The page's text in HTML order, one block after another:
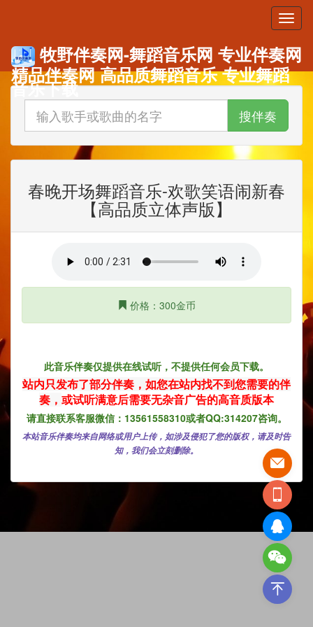
牧野伴奏网-舞蹈音乐网 专业伴奏网
精品伴奏网 高品质舞蹈音乐 专业舞蹈
音乐下载
搜伴奏
春晚开场舞蹈音乐-欢歌笑语闹新春
【高品质立体声版】
价格：300金币
此音乐伴奏仅提供在线试听，不提供任何会员下载。
站内只发布了部分伴奏，如您在站内找不到您需要的伴
奏， 或试听满意后需要无杂音广告的高音质版本
请直接联系客服微信：13561558310或者QQ:314207咨询。
本站音乐伴奏均来自网络或用户上传，如涉及侵犯了您的版权，请及时告
知，我们会立刻删除。